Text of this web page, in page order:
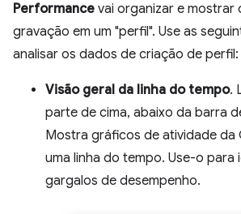
Performance vai organizar e mostrar
gravação em um "perfil". Use as
analisar os dados de criação de perfil:
Visão geral da linha do tempo.
parte de cima, abaixo da barra
Mostra gráficos de atividade da
uma linha do tempo. Use-o para
gargalos de desempenho.